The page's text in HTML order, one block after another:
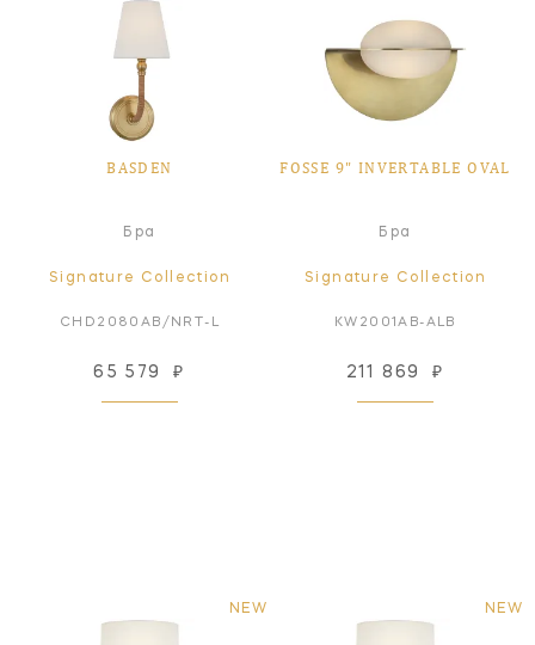
BASDEN
Бра
Signature Collection
CHD2080AB/NRT-L
65 579 ₽
FOSSE 9" INVERTABLE OVAL
Бра
Signature Collection
KW2001AB-ALB
211 869 ₽
NEW NEW